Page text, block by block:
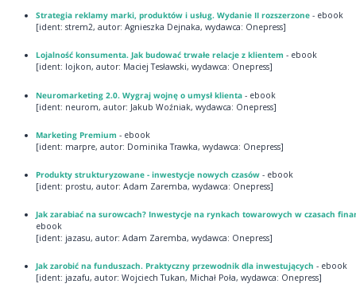
Strategia reklamy marki, produktów i usług. Wydanie II rozszerzone- ebook
[ident: strem2, autor: Agnieszka Dejnaka, wydawca: Onepress]
Lojalność konsumenta. Jak budować trwałe relacje z klientem - ebook
[ident: lojkon, autor: Maciej Tesławski, wydawca: Onepress]
Neuromarketing 2.0. Wygraj wojnę o umysł klienta- ebook
[ident: neurom, autor: Jakub Woźniak, wydawca: Onepress]
Marketing Premium - ebook
[ident: marpre, autor: Dominika Trawka, wydawca: Onepress]
Produkty strukturyzowane - inwestycje nowych czasów- ebook
[ident: prostu, autor: Adam Zaremba, wydawca: Onepress]
Jak zarabiać na surowcach? Inwestycje na rynkach towarowych w czasach
ebook
[ident: jazasu, autor: Adam Zaremba, wydawca: Onepress]
Jak zarobić na funduszach. Praktyczny przewodnik dla inwestujących - ebook
[ident: jazafu, autor: Wojciech Tukan, Michał Poła, wydawca: Onepress]